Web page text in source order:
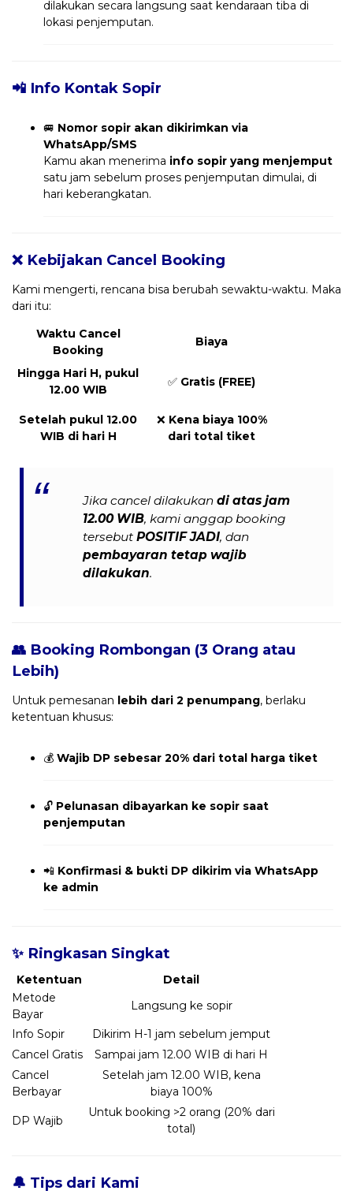
dilakukan secara langsung saat kendaraan tiba di
lokasi penjemputan.
📲 Info Kontak Sopir
🚐 Nomor sopir akan dikirimkan via
WhatsApp/SMS
Kamu akan menerima info sopir yang menjemput
satu jam sebelum proses penjemputan dimulai, di
hari keberangkatan.
❌ Kebijakan Cancel Booking
Kami mengerti, rencana bisa berubah sewaktu-waktu. Maka
dari itu:
Waktu Cancel
Booking
Biaya
Hingga Hari H, pukul
12.00 WIB
✅ Gratis (FREE)
Setelah pukul 12.00
WIB di hari H
❌ Kena biaya 100%
dari total tiket
Jika cancel dilakukandi atas jam
12.00 WIB, kami anggap booking
tersebutPOSITIF JADI, dan
pembayaran tetap wajib
dilakukan.
👥 Booking Rombongan (3 Orang atau
Lebih)
Untuk pemesanan lebih dari 2 penumpang, berlaku
ketentuan khusus:
💰 Wajib DP sebesar 20% dari total harga tiket
🔓 Pelunasan dibayarkan ke sopir saat
penjemputan
📲 Konfirmasi & bukti DP dikirim via WhatsApp
ke admin
✨ Ringkasan Singkat
Ketentuan
Detail
Metode
Bayar
Langsung ke sopir
Info Sopir
Dikirim H-1 jam sebelum jemput
Cancel Gratis
Sampai jam 12.00 WIB di hari H
Cancel
Berbayar
Setelah jam 12.00 WIB, kena
biaya 100%
DP Wajib
Untuk booking >2 orang (20% dari
total)
🔔 Tips dari Kami